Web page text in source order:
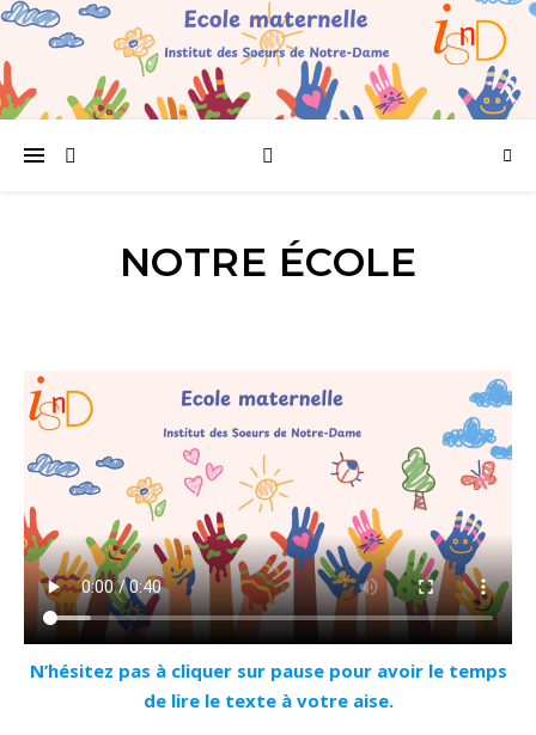
NOTRE ÉCOLE
N’hésitez pas à cliquer sur pause pour avoir le temps
de lire le texte à votre aise.